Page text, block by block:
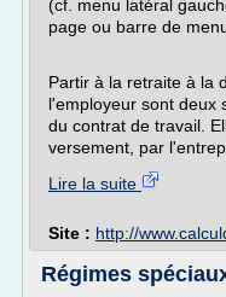
(cf. menu latéral
page ou barre de
Partir à la retraite à la
l'employeur sont deux
du contrat de travail.
versement, par
Lire la suite
Site : http://
Régimes